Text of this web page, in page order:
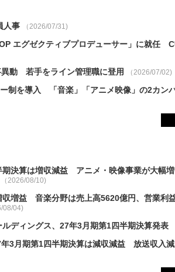
人事 （2026/07/31)
エグゼクティブプロデューサー」に就任
動 若手をライン管理職に登用 （2026/07/02)
制を導入 「音楽」「アニメ映像」の2カン
期決算は増収減益 アニメ・映像事業が大幅
（2026/08/10)
収増益 音楽分野は売上高5620億円、営業
08/04)
ディングス、27年3月期第1四半期決算発表
3月期第1四半期決算は減収減益 放送収入